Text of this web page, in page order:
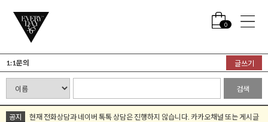
0
1:1문의 글쓰기
검색
공지
현재 전화상담과 네이버 톡톡 상담은 진행하지 않습니다. 카카오채널 또는 게시글